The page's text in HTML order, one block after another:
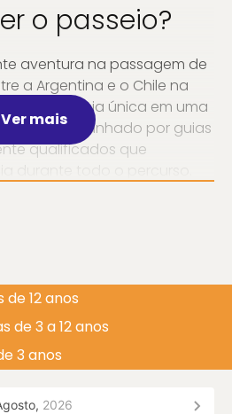
o passeio?
aventura na passagem de
a Argentina e o Chile na
experiência única em uma
acompanhado por guias
qualificados que
Ver mais
12 anos
de 3 a 12 anos
3 anos
2026